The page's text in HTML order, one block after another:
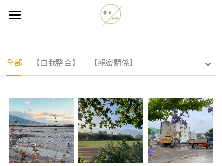
專業團隊
服務項目
心理專欄
預約諮商
活動課程
全部 【自我整合】 【親密關係】